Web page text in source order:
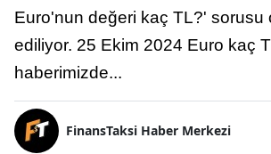
Euro'nun değeri kaç TL?' sorusu
ediliyor. 25 Ekim 2024 Euro kaç
haberimizde...
FinansTaksi Haber Merkezi